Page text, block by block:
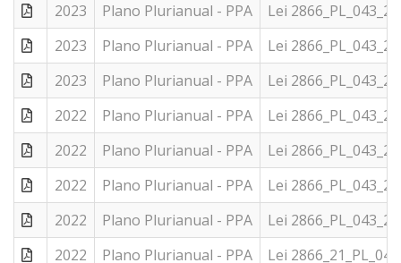
2023
Plano Plurianual - PPA
Lei
2023
Plano Plurianual - PPA
Lei
2023
Plano Plurianual - PPA
Lei
2022
Plano Plurianual - PPA
Lei
2022
Plano Plurianual - PPA
Lei
2022
Plano Plurianual - PPA
Lei
2022
Plano Plurianual - PPA
Lei
2022
Plano Plurianual - PPA
Lei